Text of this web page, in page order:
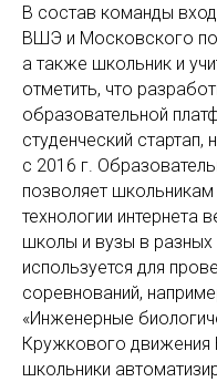
В состав команды
ВШЭ и Московского
а также школьник и
отметить, что
образовательной
студенческий
с 2016 г.
позволяет школьникам
технологии интернета
школы и вузы в разных
используется для
соревнований,
«Инженерные
Кружкового движения
школьники